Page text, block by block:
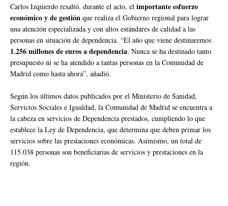
Carlos Izquierdo resaltó, durante el acto, el importante esfuerzo
económico y de gestión que realiza el Gobierno regional para lograr
una atención especializada y con altos estándares de calidad a las
personas en situación de dependencia. “El año que viene destinaremos
1.256 millones de euros a dependencia. Nunca se ha destinado tanto
presupuesto ni se ha atendido a tantas personas en la Comunidad de
Madrid como hasta ahora”, añadió.
Según los últimos datos publicados por el Ministerio de Sanidad,
Servicios Sociales e Igualdad, la Comunidad de Madrid se encuentra a
la cabeza en servicios de Dependencia prestados, cumpliendo lo que
establece la Ley de Dependencia, que determina que deben primar los
servicios sobre las prestaciones económicas. Asimismo, un total de
115.038 personas son beneficiarias de servicios y prestaciones en la
región.